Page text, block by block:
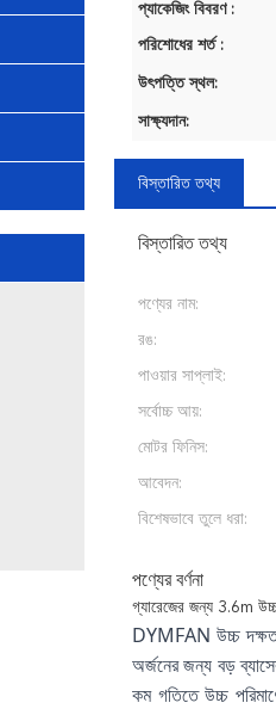
প্যাকেজিং বিবরণ :
পরিশোধের শর্ত :
উৎপত্তি স্থল:
সাক্ষ্যদান:
বিস্তারিত তথ্য
বিস্তারিত তথ্য
পণ্যের নাম:
রঙ:
পাওয়ার সাপ্লাই:
সর্বোচ্চ আয়:
মোটর ফিনিস:
আবেদন:
বিশেষভাবে তুলে ধরা:
পণ্যের বর্ণনা
গ্যারেজের জন্য 3.6m
DYMFAN উচ্চ দক্ষতা
অর্জনের জন্য বড়
কম গতিতে উচ্চ